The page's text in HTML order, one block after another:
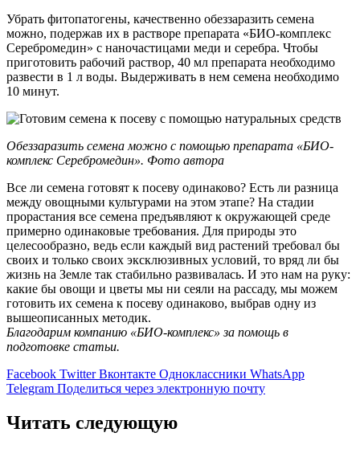
Убрать фитопатогены, качественно обеззаразить семена
можно, подержав их в растворе препарата «БИО-комплекс
Серебромедин» с наночастицами меди и серебра. Чтобы
приготовить рабочий раствор, 40 мл препарата необходимо
развести в 1 л воды. Выдерживать в нем семена необходимо
10 минут.
Обеззаразить семена можно с помощью препарата «БИО-
комплекс Серебромедин». Фото автора
Все ли семена готовят к посеву одинаково? Есть ли разница
между овощными культурами на этом этапе? На стадии
прорастания все семена предъявляют к окружающей среде
примерно одинаковые требования. Для природы это
целесообразно, ведь если каждый вид растений требовал бы
своих и только своих эксклюзивных условий, то вряд ли бы
жизнь на Земле так стабильно развивалась. И это нам на руку:
какие бы овощи и цветы мы ни сеяли на рассаду, мы можем
готовить их семена к посеву одинаково, выбрав одну из
вышеописанных методик.
Благодарим компанию «БИО-комплекс» за помощь в
подготовке статьи.
Facebook Twitter Вконтакте Одноклассники WhatsApp
Telegram Поделиться через электронную почту
Читать следующую